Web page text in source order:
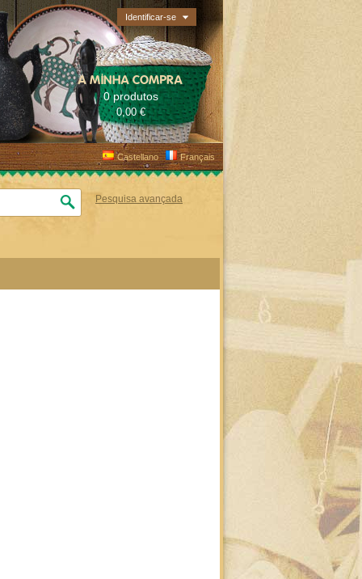
Castellano Français
A MINHA COMPRA
0 produtos
0,00 €
Pesquisa avançada
Identificar-se